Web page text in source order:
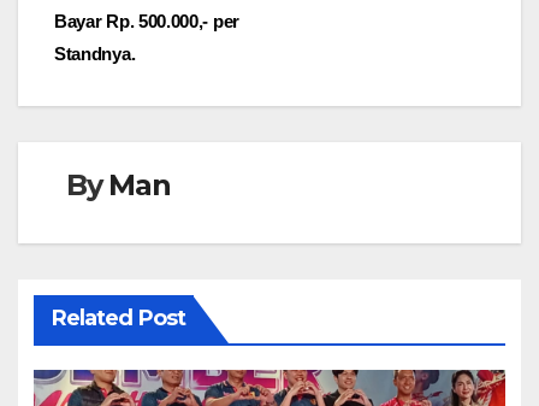
Bayar Rp. 500.000,- per
Standnya.
ByMan
Related Post